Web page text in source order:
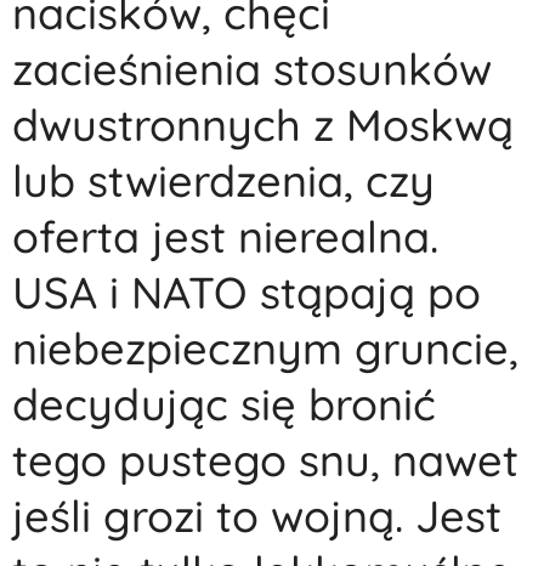
nacisków, chęci
zacieśnienia stosunków
dwustronnych z Moskwą
lub stwierdzenia, czy
oferta jest nierealna.
USA i NATO stąpają po
niebezpiecznym gruncie,
decydując się bronić
tego pustego snu, nawet
jeśli grozi to wojną. Jest